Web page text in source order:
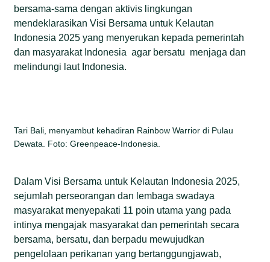
bersama-sama dengan aktivis lingkungan
mendeklarasikan Visi Bersama untuk Kelautan
Indonesia 2025 yang menyerukan kepada pemerintah
dan masyarakat Indonesia agar bersatu menjaga dan
melindungi laut Indonesia.
Tari Bali, menyambut kehadiran Rainbow Warrior di Pulau
Dewata. Foto: Greenpeace-Indonesia.
Dalam Visi Bersama untuk Kelautan Indonesia 2025,
sejumlah perseorangan dan lembaga swadaya
masyarakat menyepakati 11 poin utama yang pada
intinya mengajak masyarakat dan pemerintah secara
bersama, bersatu, dan berpadu mewujudkan
pengelolaan perikanan yang bertanggungjawab,